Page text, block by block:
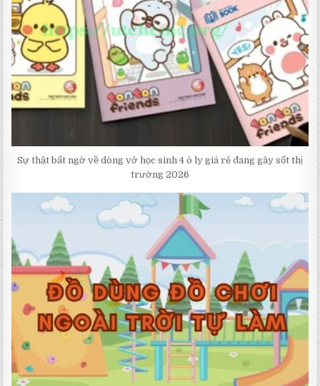
Sự thật bất ngờ về dòng vở học sinh 4 ô ly giá rẻ đang gây sốt thị
trường 2026